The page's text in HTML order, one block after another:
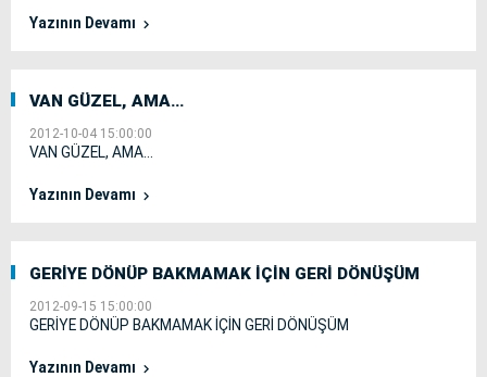
Yazının Devamı
VAN GÜZEL, AMA…
2012-10-04 15:00:00
VAN GÜZEL, AMA…
Yazının Devamı
GERİYE DÖNÜP BAKMAMAK İÇİN GERİ DÖNÜŞÜM
2012-09-15 15:00:00
GERİYE DÖNÜP BAKMAMAK İÇİN GERİ DÖNÜŞÜM
Yazının Devamı